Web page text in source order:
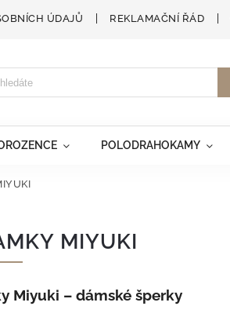
ÚDAJŮ REKLAMAČNÍ ŘÁD
POLODRAHOKAMY
MIYUKI
Miyuki – dámské šperky